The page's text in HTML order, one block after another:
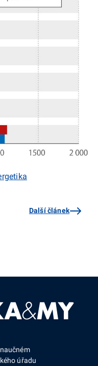
Další článek
úřadu